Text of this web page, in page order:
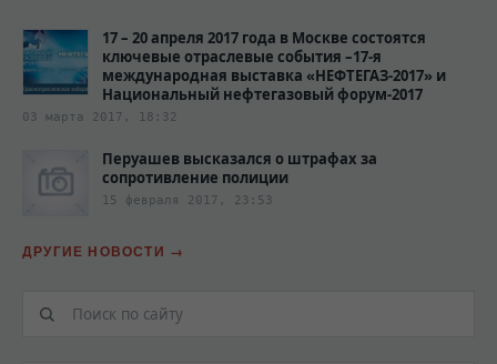
17 – 20 апреля 2017 года в Москве состоятся
ключевые отраслевые события –17-я
международная выставка «НЕФТЕГАЗ-2017» и
Национальный нефтегазовый форум-2017
03 марта 2017, 18:32
Перуашев высказался о штрафах за
сопротивление полиции‍
15 февраля 2017, 23:53
ДРУГИЕ НОВОСТИ